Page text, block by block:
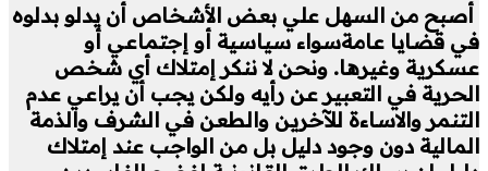
أصبح من السهل علي بعض الأشخاص أن يدلو بدلوه
في قضايا عامةسواء سياسية أو إجتماعي أو
عسكرية وغيرها. ونحن لا ننكر إمتلاك أي شخص
الحرية في التعبير عن رأيه ولكن يجب أن يراعي عدم
التنمر والاساءة للآخرين والطعن في الشرف والذمة
المالية دون وجود دليل بل من الواجب عند إمتلاك